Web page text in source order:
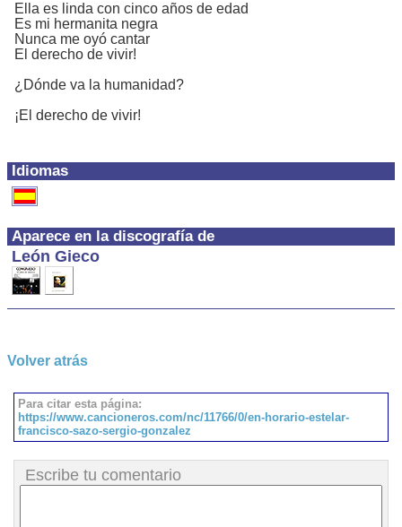
Idiomas
Aparece en la discografía de
León Gieco
Ella es linda con cinco años de edad
Es mi hermanita negra
Nunca me oyó cantar
El derecho de vivir!
¿Dónde va la humanidad?
¡El derecho de vivir!
Volver atrás
Para citar esta página:
https://www.cancioneros.com/nc/11766/0/en-horario-estelar-
francisco-sazo-sergio-gonzalez
Escribe tu comentario